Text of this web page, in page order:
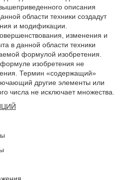
описания
области техники создадут
и модификации.
изменения и
в данной области техники
формулой изобретения.
изобретения не
Термин «содержащий»
другие элементы или
числа не исключает множества.